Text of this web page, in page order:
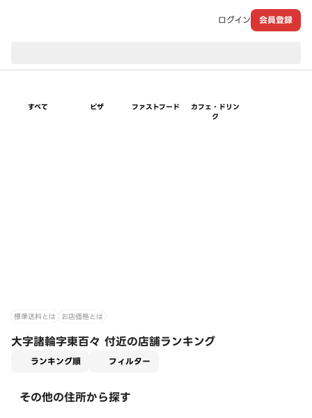
ログイン 会員登録
すべて ピザ ファストフード
カフェ・ドリン
ク
標準送料とは お店価格とは
大字諸輪字東百々 付近の店舗ランキング
ランキング順 フィルター
その他の住所から探す